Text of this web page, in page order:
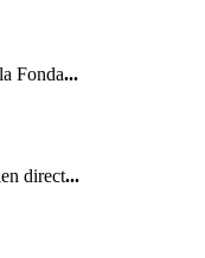
Fonda...
direct...